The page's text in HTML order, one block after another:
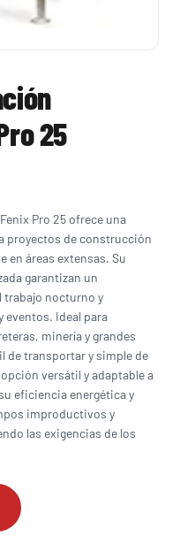
25
Pro 25 ofrece una
proyectos de construcción
en áreas extensas. Su
garantizan un
nocturno y
eventos. Ideal para
minería y grandes
de transportar y simple de
versátil y adaptable a
eficiencia energética y
improductivos y
las exigencias de los